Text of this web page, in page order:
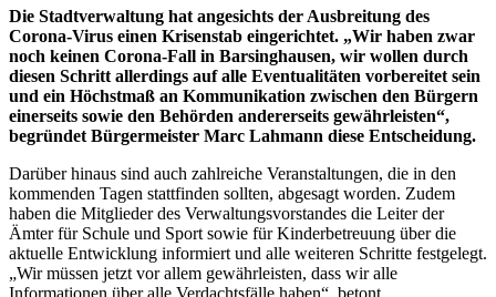
Die Stadtverwaltung hat angesichts der Ausbreitung des
Corona-Virus einen Krisenstab eingerichtet. „Wir haben zwar
noch keinen Corona-Fall in Barsinghausen, wir wollen durch
diesen Schritt allerdings auf alle Eventualitäten vorbereitet sein
und ein Höchstmaß an Kommunikation zwischen den Bürgern
einerseits sowie den Behörden andererseits gewährleisten“,
begründet Bürgermeister Marc Lahmann diese Entscheidung.
Darüber hinaus sind auch zahlreiche Veranstaltungen, die in den
kommenden Tagen stattfinden sollten, abgesagt worden. Zudem
haben die Mitglieder des Verwaltungsvorstandes die Leiter der
Ämter für Schule und Sport sowie für Kinderbetreuung über die
aktuelle Entwicklung informiert und alle weiteren Schritte festgelegt.
„Wir müssen jetzt vor allem gewährleisten, dass wir alle
Informationen über alle Verdachtsfälle haben“, betont